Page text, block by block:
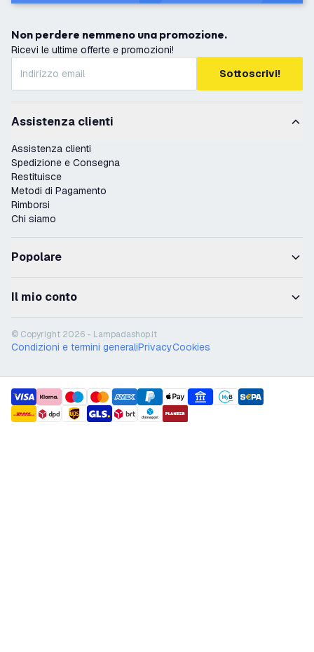
Non perdere nemmeno una promozione.
Ricevi le ultime offerte e promozioni!
Sottoscrivi!
Assistenza clienti
Assistenza clienti
Spedizione e Consegna
Restituisce
Metodi di Pagamento
Rimborsi
Chi siamo
Popolare
Il mio conto
© Copyright 2026 - Lampadashop.it
Condizioni e termini generaliPrivacyCookies
payment methods
shipment methods